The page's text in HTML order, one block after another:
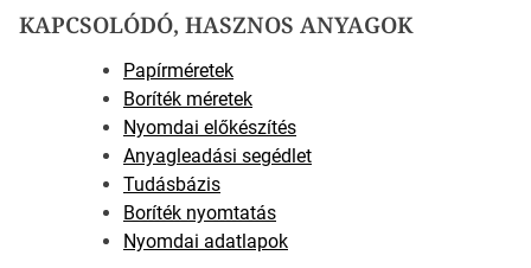
KAPCSOLÓDÓ, HASZNOS ANYAGOK
Papírméretek
Boríték méretek
Nyomdai előkészítés
Anyagleadási segédlet
Tudásbázis
Boríték nyomtatás
Nyomdai adatlapok